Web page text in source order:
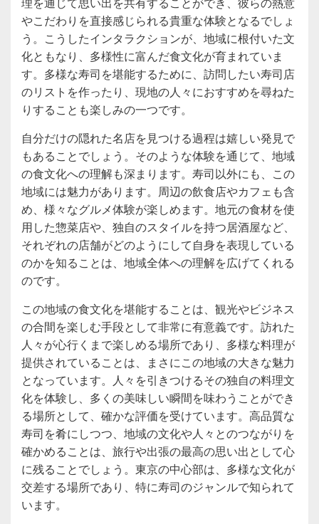
やこだわりを直接感じられる貴重な体験となるでしょ
う。こうしたインタラクションが、地域に根付いた文
化ともなり、多様性に富んだ食文化が育まれていま
す。多様な寿司を堪能するために、訪問したい寿司店
のリストを作ったり、現地の人々におすすめを尋ねた
りすることも楽しみの一つです。
自分だけの隠れた名店を見つける過程は嬉しい発見で
もあることでしょう。そのような体験を通じて、地域
の食文化への理解も深まります。寿司以外にも、この
地域には魅力があります。周辺の飲食店やカフェも含
め、様々なグルメ体験が楽しめます。地元の食材を使
用した惣菜店や、独自のスタイルを持つ居酒屋など、
それぞれの店舗がどのようにして自身を表現している
のかを知ることは、地域全体への理解を広げてくれる
のです。
この地域の食文化を堪能することは、観光やビジネス
の合間を楽しむ手段として非常に有意義です。訪れた
人々が心行くまで楽しめる場所であり、多様な料理が
提供されていることは、まさにこの地域の大きな魅力
となっています。人々を引きつけるその独自の料理文
化を体験し、多くの美味しい瞬間を味わうことができ
る場所として、確かな評価を受けています。高品質な
寿司を肴にしつつ、地域の文化や人々とのつながりを
確かめることは、旅行や出張の最高の思い出として心
に残ることでしょう。東京の中心部は、多様な文化が
交差する場所であり、特に寿司のジャンルで知られて
います。